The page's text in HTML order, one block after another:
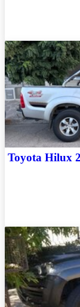
Toyota Hilux